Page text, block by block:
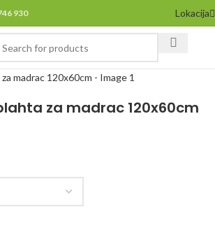
930 Lokacija
za madrac 120x60cm